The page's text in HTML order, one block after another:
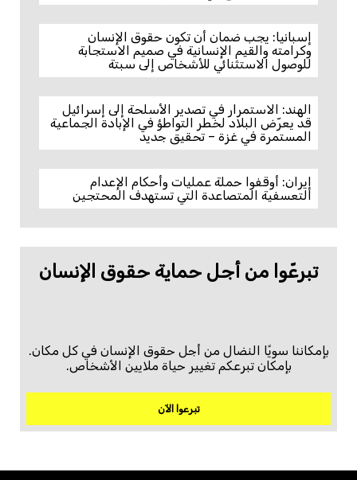
إسبانيا: يجب ضمان أن تكون حقوق الإنسان
وكرامته والقيم الإنسانية في صميم الاستجابة
للوصول الاستثنائي للأشخاص إلى سبتة
الهند: الاستمرار في تصدير الأسلحة إلى إسرائيل
قد يعرّض البلاد لخطر التواطؤ في الإبادة الجماعية
المستمرة في غزة – تحقيق جديد
إيران: أوقفوا حملة عمليات وأحكام الإعدام
التعسفية المتصاعدة التي تستهدف المحتجين
تبرعّوا من أجل حماية حقوق الإنسان
بإمكاننا سويًا النضال من أجل حقوق الإنسان في كل مكان.
بإمكان تبرعكم تغيير حياة ملايين الأشخاص.
تبرعوا الآن